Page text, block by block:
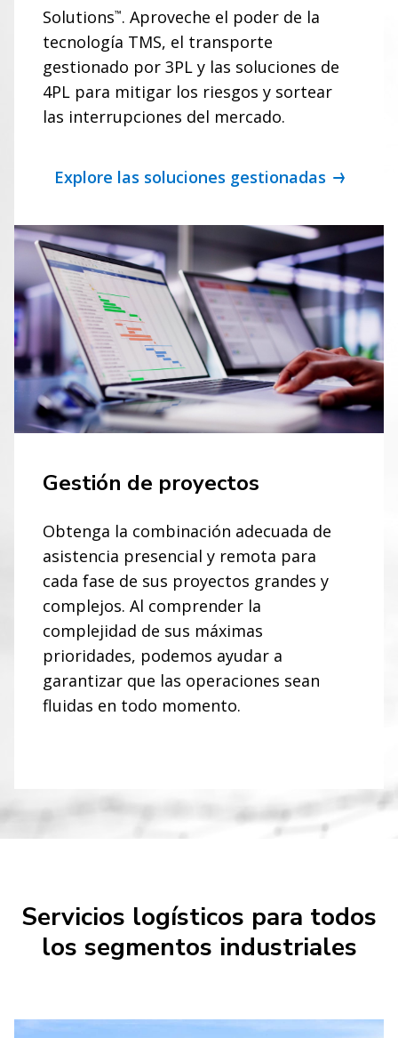
Solutions™. Aproveche el poder de la
tecnología TMS, el transporte
gestionado por 3PL y las soluciones de
4PL para mitigar los riesgos y sortear
las interrupciones del mercado.
Explore las soluciones gestionadas
Gestión de proyectos
Obtenga la combinación adecuada de
asistencia presencial y remota para
cada fase de sus proyectos grandes y
complejos. Al comprender la
complejidad de sus máximas
prioridades, podemos ayudar a
garantizar que las operaciones sean
fluidas en todo momento.
Servicios logísticos para todos
los segmentos industriales